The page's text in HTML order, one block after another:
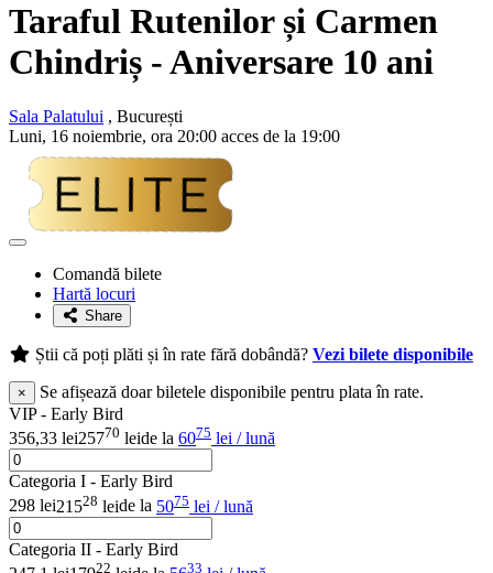
Taraful Rutenilor și Carmen
Chindriș - Aniversare 10 ani
Sala Palatului , București
Luni, 16 noiembrie, ora 20:00 acces de la 19:00
Adaugă
favoriteComandă bilete
Hartă locuri
Share
Știi că poți plăti și în rate fără dobândă? Vezi bilete disponibile
×
Se afișează doar biletele disponibile pentru plata în rate.
VIP - Early Bird
356,33 lei25770 leide la 6075 lei / lună
Categoria I - Early Bird
298 lei21528 leide la 5075 lei / lună
Categoria II - Early Bird
22 33